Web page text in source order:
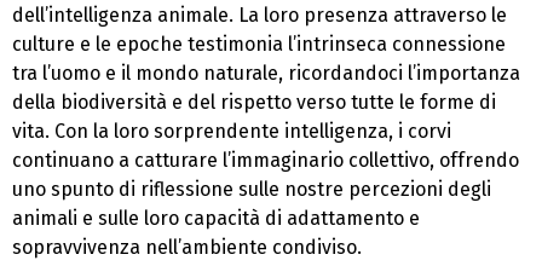
dell’intelligenza animale. La loro presenza attraverso le
culture e le epoche testimonia l’intrinseca connessione
tra l’uomo e il mondo naturale, ricordandoci l’importanza
della biodiversità e del rispetto verso tutte le forme di
vita. Con la loro sorprendente intelligenza, i corvi
continuano a catturare l’immaginario collettivo, offrendo
uno spunto di riflessione sulle nostre percezioni degli
animali e sulle loro capacità di adattamento e
sopravvivenza nell’ambiente condiviso.